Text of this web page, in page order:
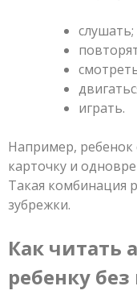
слушать;
играть.
Например, ребенок
карточку и
Такая комбинация
зубрежки.
Как читать
ребенку